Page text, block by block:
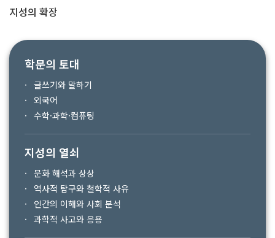
지성의 확장
학문의 토대
글쓰기와 말하기
외국어
수학·과학·컴퓨팅
지성의 열쇠
문화 해석과 상상
역사적 탐구와 철학적 사유
인간의 이해와 사회 분석
과학적 사고와 응용